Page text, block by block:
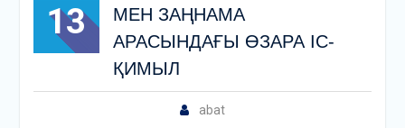
13
МЕН ЗАҢНАМА
АРАСЫНДАҒЫ ӨЗАРА ІС-
ҚИМЫЛ
abat